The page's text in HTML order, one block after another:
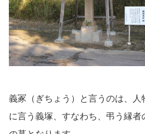
義冢（ぎちょう）と言うのは、
に言う義塚、すなわち、弔う縁